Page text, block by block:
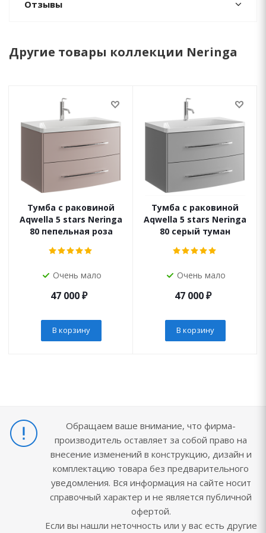
Отзывы
Другие товары коллекции Neringa
Тумба с раковиной
Aqwella 5 stars Neringa
80 пепельная роза
Очень мало
47 000₽
В корзину
Тумба с раковиной
Aqwella 5 stars Neringa
80 серый туман
Очень мало
47 000₽
В корзину
Обращаем ваше внимание, что фирма-
производитель оставляет за собой право на
внесение изменений в конструкцию, дизайн и
комплектацию товара без предварительного
уведомления. Вся информация на сайте носит
справочный характер и не является публичной
офертой.
Если вы нашли неточность или у вас есть другие